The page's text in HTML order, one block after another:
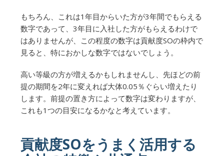
もちろん、これは1年目からいた方が3年間でもらえる
数字であって、3年目に入社した方がもらえるわけで
はありませんが、この程度の数字は貢献度SOの枠内で
見ると、特におかしな数字ではないでしょう。
高い等級の方が増えるかもしれませんし、先ほどの前
提の期間を2年に変えれば大体0.05％ぐらい増えたり
します。前提の置き方によって数字は変わりますが、
これも1つの目安になるかなと考えています。
貢献度SOをうまく活用する